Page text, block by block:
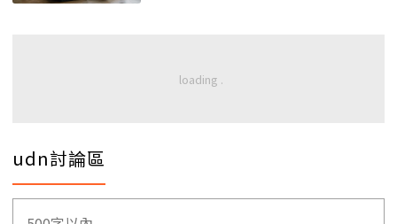
udn討論區